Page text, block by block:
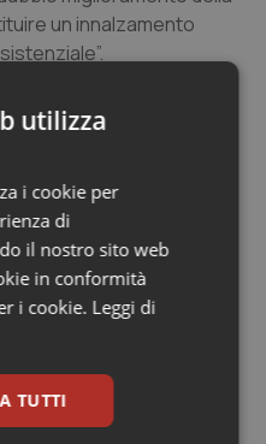
Testa Collo
un innalzamento
utilizza
i cookie per
di
il nostro sito web
in conformità
i cookie. Leggi di
TUTTI